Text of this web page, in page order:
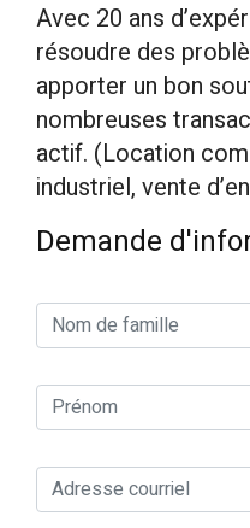
Avec 20 ans
résoudre des
apporter un bon
nombreuses
actif. (Location
industriel, vente
Demande